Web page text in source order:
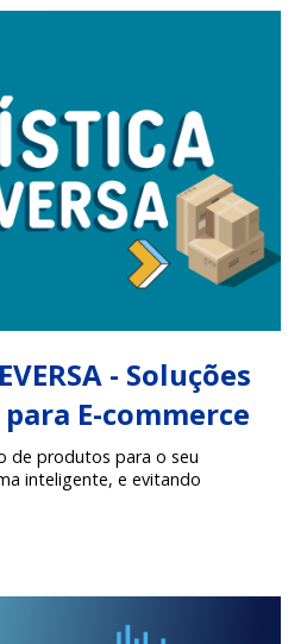
- Soluções
E-commerce
de produtos para o seu
inteligente, e evitando